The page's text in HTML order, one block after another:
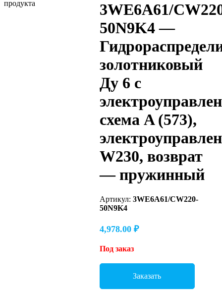
3WE6A61/
50N9K4 —
золотниковый
Ду 6 с
схема A (573),
W230, возврат
— пружинный
Артикул: 3WE6A61/CW220-
50N9K4
4,978.00 ₽
Под заказ
Заказать